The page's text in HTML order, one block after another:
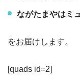
ながたまやはミ
をお届けします。
[quads id=2]